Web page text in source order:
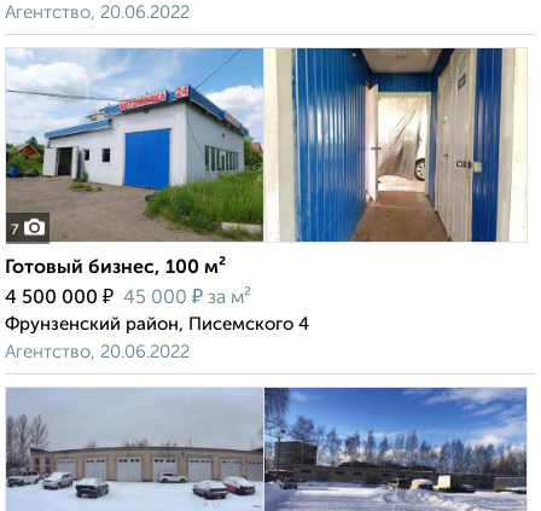
Агентство, 20.06.2022
7
Готовый бизнес, 100 м²
4 500 000 ₽ 45 000 ₽ за м²
Фрунзенский район, Писемского 4
Агентство, 20.06.2022